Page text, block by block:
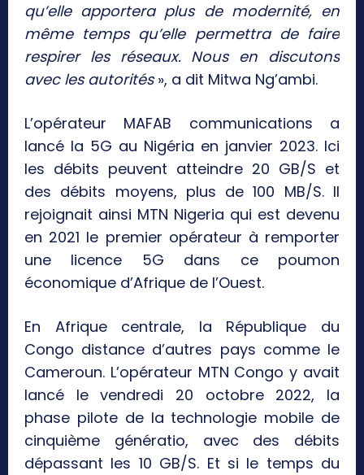
qu’elle apportera plus de modernité, en
même temps qu’elle permettra de faire
respirer les réseaux. Nous en discutons
avec les autorités», a dit Mitwa Ng’ambi.
L’opérateur MAFAB communications a
lancé la 5G au Nigéria en janvier 2023. Ici
les débits peuvent atteindre 20 GB/S et
des débits moyens, plus de 100 MB/S. Il
rejoignait ainsi MTN Nigeria qui est devenu
en 2021 le premier opérateur à remporter
une licence 5G dans ce poumon
économique d’Afrique de l’Ouest.
En Afrique centrale, la République du
Congo distance d’autres pays comme le
Cameroun. L’opérateur MTN Congo y avait
lancé le vendredi 20 octobre 2022, la
phase pilote de la technologie mobile de
cinquième génératio, avec des débits
dépassant les 10 GB/S. Et si le temps du